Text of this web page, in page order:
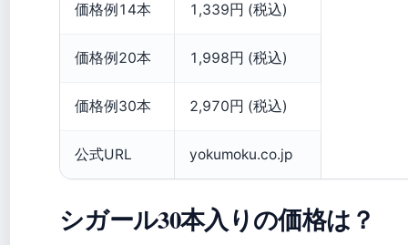
価格例14本 1,339円 (税込)
価格例20本 1,998円 (税込)
価格例30本 2,970円 (税込)
公式URL yokumoku.co.jp
シガール30本入りの価格は？